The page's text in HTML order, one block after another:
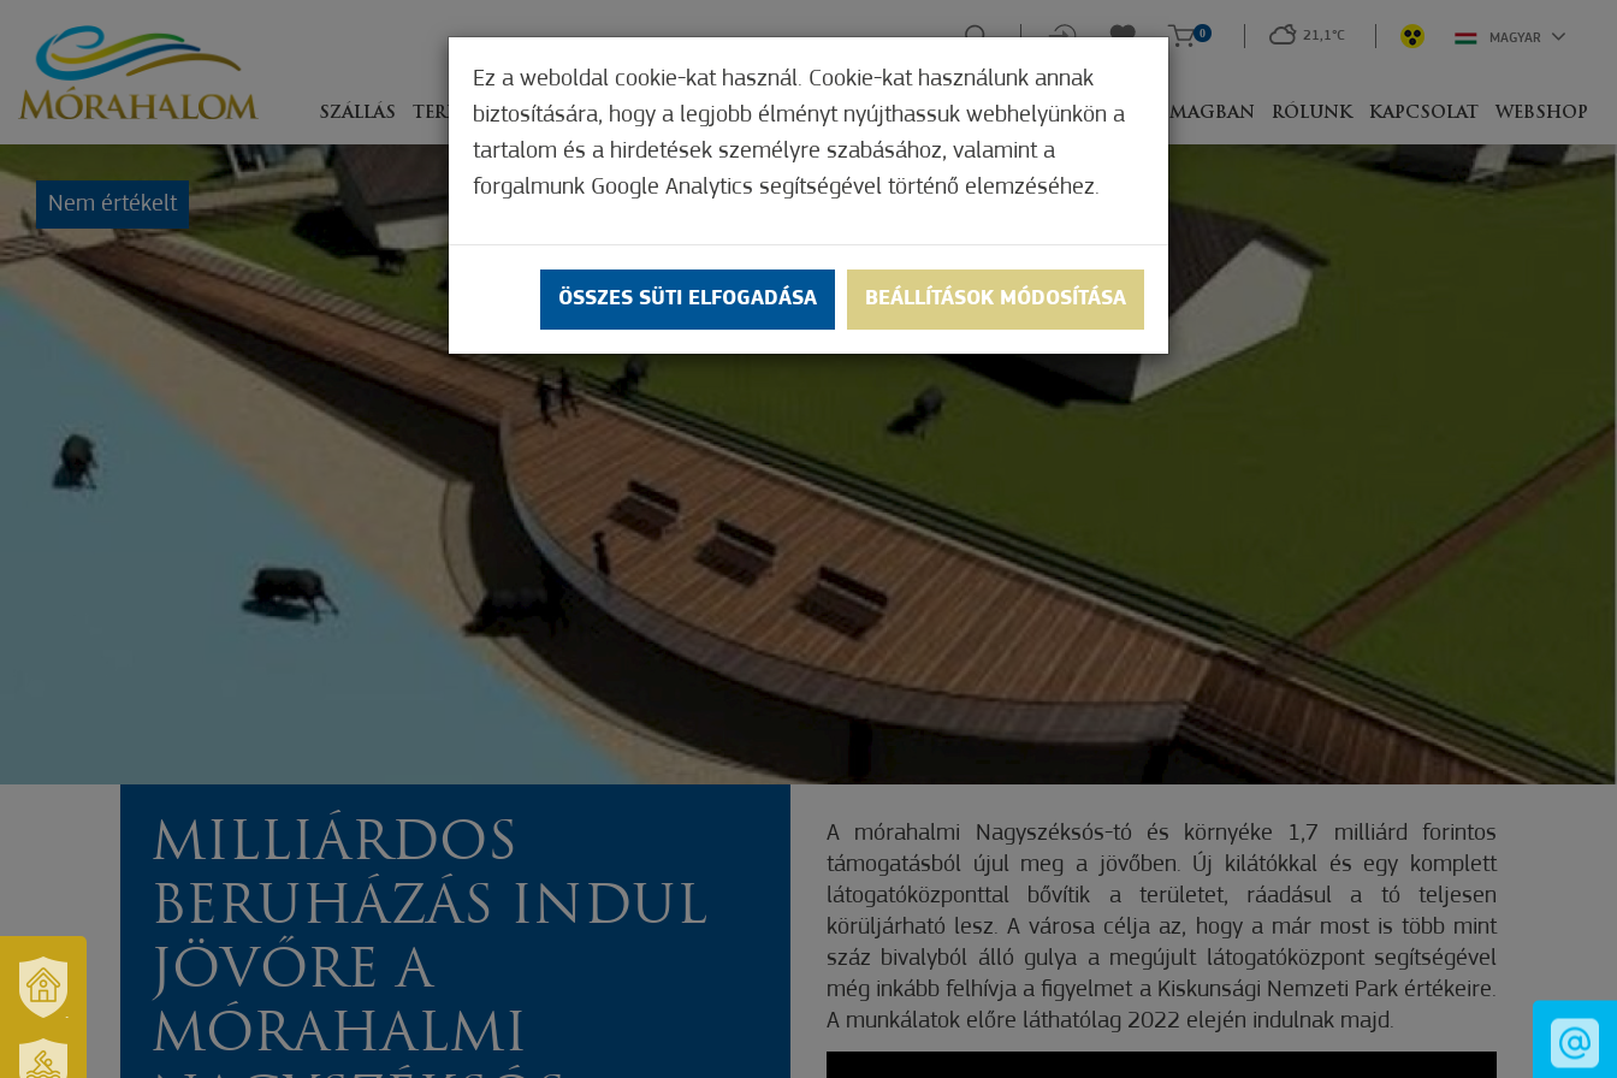
ÉS
TÉRSÉGÜNK
SZÁLLÁS TERÍTÉKEN ÉLMÉNYSZERZÉS ZÖLD FÓKUSZ GYÓGYHELY MERRE, MIVEL CSOMAGBAN RÓLUNK KAPCSOLAT WEBSHOP
0 21,1°C MAGYAR
Nem értékelt
MILLIÁRDOS
BERUHÁZÁS INDUL
JÖVŐRE A
MÓRAHALMI
A mórahalmi Nagyszéksós-tó és környéke 1,7 milliárd forintos
támogatásból újul meg a jövőben. Új kilátókkal és egy komplett
látogatóközponttal bővítik a területet, ráadásul a tó teljesen
körüljárható lesz. A városa célja az, hogy a már most is több mint
száz bivalyból álló gulya a megújult látogatóközpont segítségével
még inkább felhívja a figyelmet a Kiskunsági Nemzeti Park értékeire.
A munkálatok előre láthatólag 2022 elején indulnak majd.
Ez a weboldal cookie-kat használ. Cookie-kat használunk annak
biztosítására, hogy a legjobb élményt nyújthassuk webhelyünkön a
tartalom és a hirdetések személyre szabásához, valamint a
forgalmunk Google Analytics segítségével történő elemzéséhez.
ÖSSZES SÜTI ELFOGADÁSA BEÁLLÍTÁSOK MÓDOSÍTÁSA